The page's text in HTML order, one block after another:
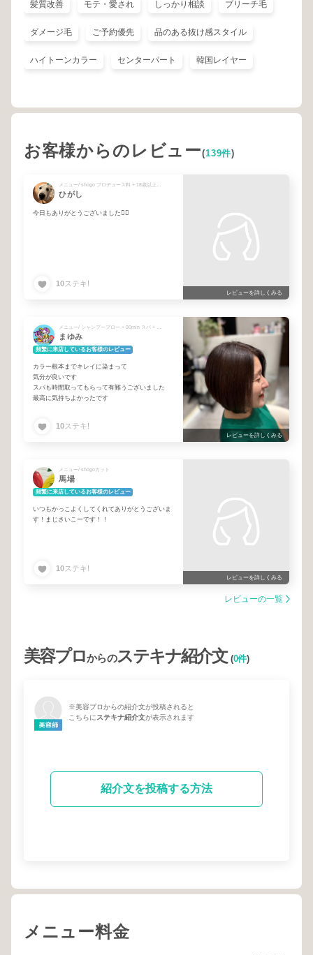
髪質改善 モテ・愛され しっかり相談 ブリーチ毛
ダメージ毛 ご予約優先 品のある抜け感スタイル
ハイトーンカラー センターパート 韓国レイヤー
お客様からのレビュー(139件)
ひがし
今日もありがとうございました🙇‍♂️
10ステキ!
レビューを詳しくみる
まゆみ
頻繁に来店しているお客様のレビュー
カラー根本までキレイに染まって
気分が良いです
スパも時間取ってもらって有難うございました
最高に気持ちよかったです
10ステキ!
レビューを詳しくみる
メニュー/ shogoカット
馬場
頻繁に来店しているお客様のレビュー
いつもかっこよくしてくれてありがとうございま
す！まじさいこーです！！
10ステキ!
レビューを詳しくみる
レビューの一覧
美容プロからのステキナ紹介文(0件)
※美容プロからの紹介文が投稿されると
こちらにステキナ紹介文が表示されます
紹介文を投稿する方法
メニュー料金